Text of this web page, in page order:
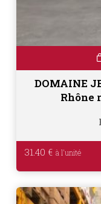
DOMAINE
Rhône
31.40 €